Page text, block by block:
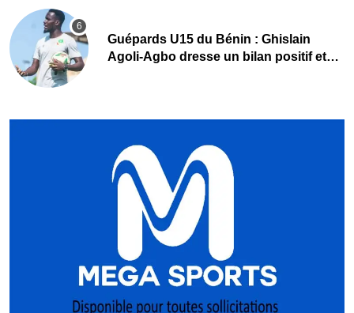
Guépards U15 du Bénin : Ghislain
Agoli-Agbo dresse un bilan positif et